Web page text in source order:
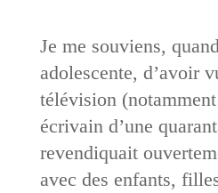
Je me souviens,
adolescente, d’avoir
télévision
écrivain d’une
revendiquait
avec des enfants,